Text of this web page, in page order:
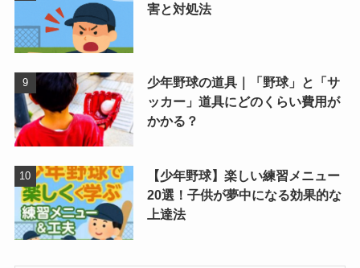
害と対処法
少年野球の道具｜「野球」と「サ
ッカー」道具にどのくらい費用が
かかる？
【少年野球】楽しい練習メニュー
20選！子供が夢中になる効果的な
上達法